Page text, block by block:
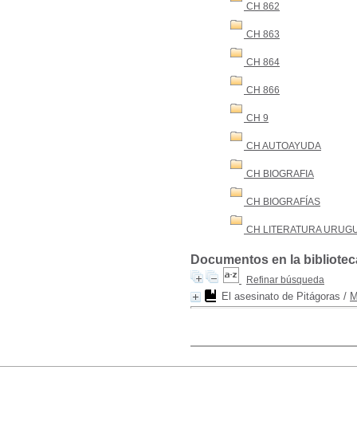
CH 862
CH 863
CH 864
CH 866
CH 9
CH AUTOAYUDA
CH BIOGRAFIA
CH BIOGRAFÍAS
CH LITERATURA
Documentos en la
Refinar búsqueda
El asesinato de Pitágoras /